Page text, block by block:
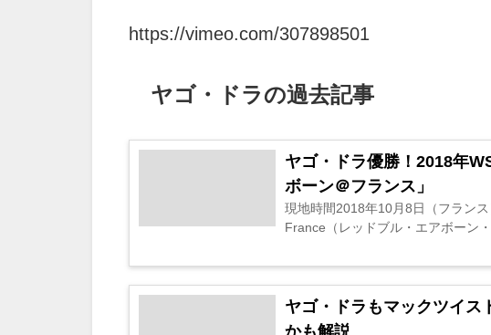
https://vimeo.com/307898501
ヤゴ・ドラの過去記事
ヤゴ・ドラ優勝！2018年
ボーン＠フランス」
現地時間2018年10月8日（フラン
France（レッドブル・エアボーン
ヤゴ・ドラもマックツイス
かも解説